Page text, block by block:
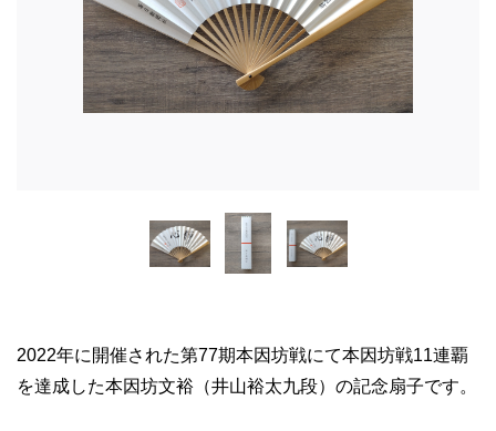
2022年に開催された第77期本因坊戦にて本因坊戦11連覇
を達成した本因坊文裕（井山裕太九段）の記念扇子です。